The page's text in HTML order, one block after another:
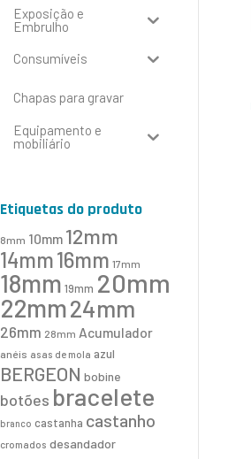
Exposição e
Embrulho
Consumíveis
Chapas para gravar
Equipamento e
mobiliário
Etiquetas do produto
8mm 10mm 12mm
14mm16mm 17mm
18mm 19mm 20mm
22mm24mm
26mm 28mm Acumulador
anéis asas de mola azul
BERGEON bobine
botões bracelete
branco castanha castanho
cromados desandador